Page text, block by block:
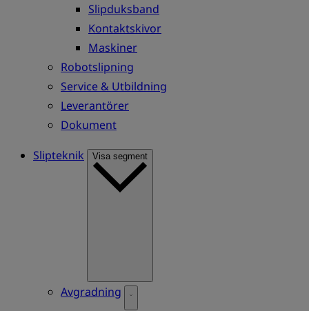
Slipduksband
Kontaktskivor
Maskiner
Robotslipning
Service & Utbildning
Leverantörer
Dokument
Slipteknik
Visa segment
Avgradning